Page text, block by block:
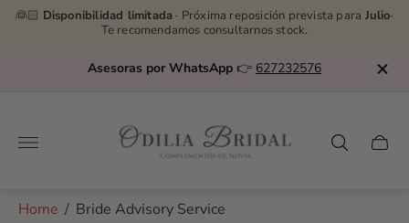
👰🏻 Disponibilidad limitada · Próxima reposición prevista para Julio·
Te recomendamos consultarnos stock.
Asesoras por WhatsApp 👉 627232576
Store
logo"
Cart
Home / Bride Advisory Service